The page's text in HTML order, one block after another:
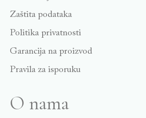
Zaštita podataka
Politika privatnosti
Garancija na proizvod
Pravila za isporuku
O nama